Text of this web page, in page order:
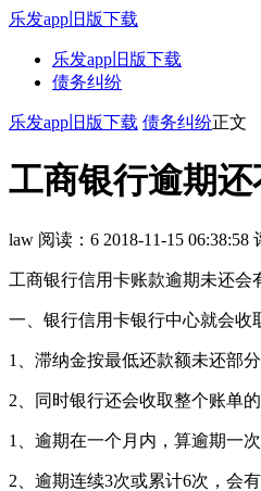
乐发app旧版下载
乐发app旧版下载
债务纠纷
乐发app旧版下载 债务纠纷正文
工商银行逾期
law 阅读：6 2018-11-15 06:38:58
工商银行信用卡账款逾期未还会
一、银行信用卡银行中心就会收
1、滞纳金按最低还款额未还部
2、同时银行还会收取整个账单
1、逾期在一个月内，算逾期一
2、逾期连续3次或累计6次，会